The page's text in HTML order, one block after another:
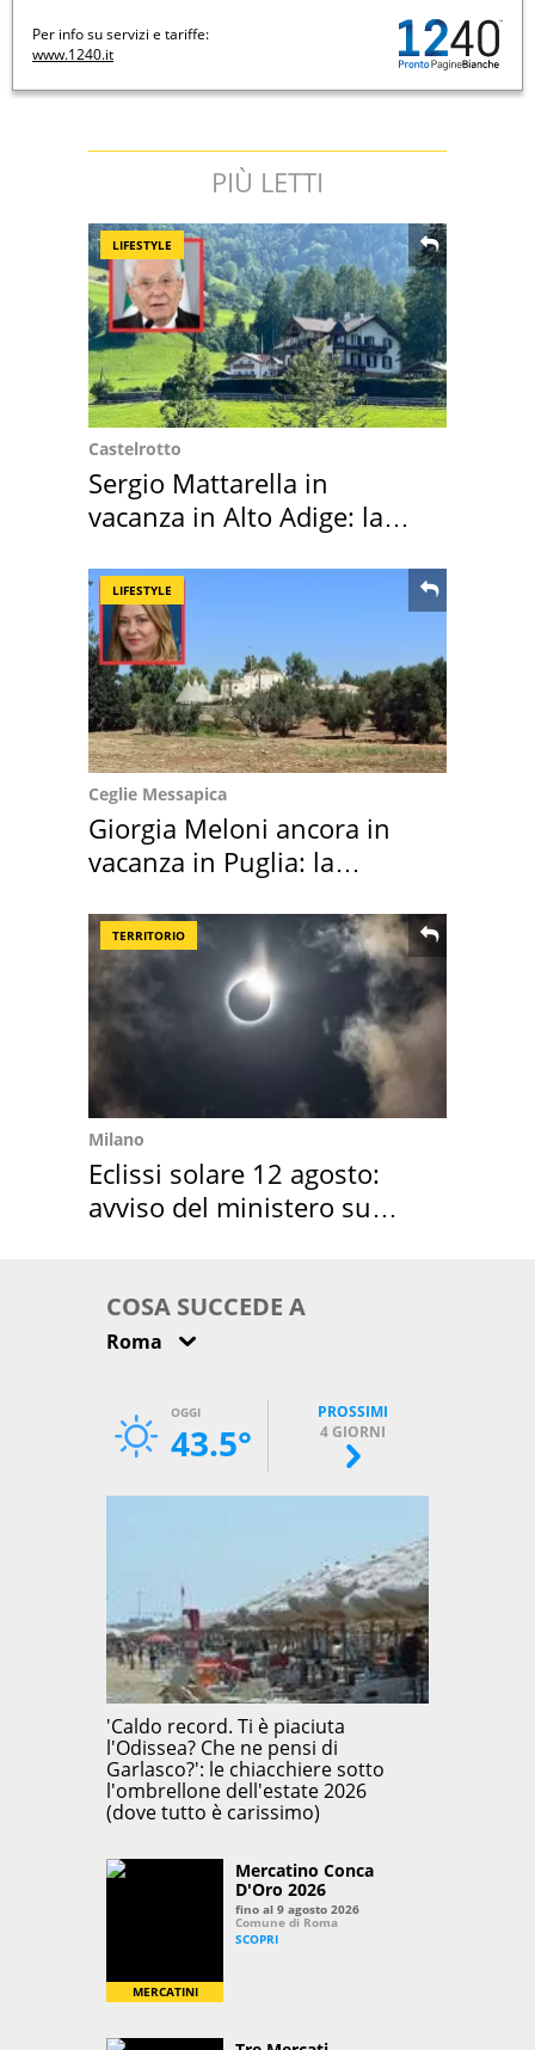
Per info su servizi e tariffe:
www.1240.it
PIÙ LETTI
LIFESTYLE
Castelrotto
Sergio Mattarella in
vacanza in Alto Adige: la
LIFESTYLE
Ceglie Messapica
Giorgia Meloni ancora in
vacanza in Puglia: la
TERRITORIO
Milano
Eclissi solare 12 agosto:
avviso del ministero su